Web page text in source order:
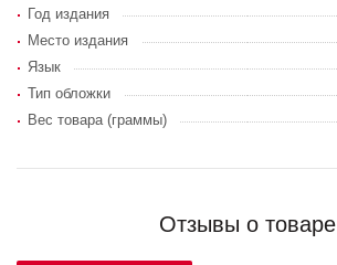
Год издания
Место издания
Язык
Тип обложки
Вес товара (граммы)
Отзывы о товаре